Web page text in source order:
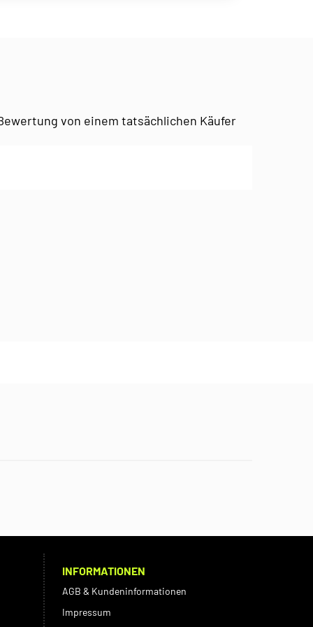
von einem tatsächlichen Käufer
INFORMATIONEN
AGB & Kundeninformationen
Impressum